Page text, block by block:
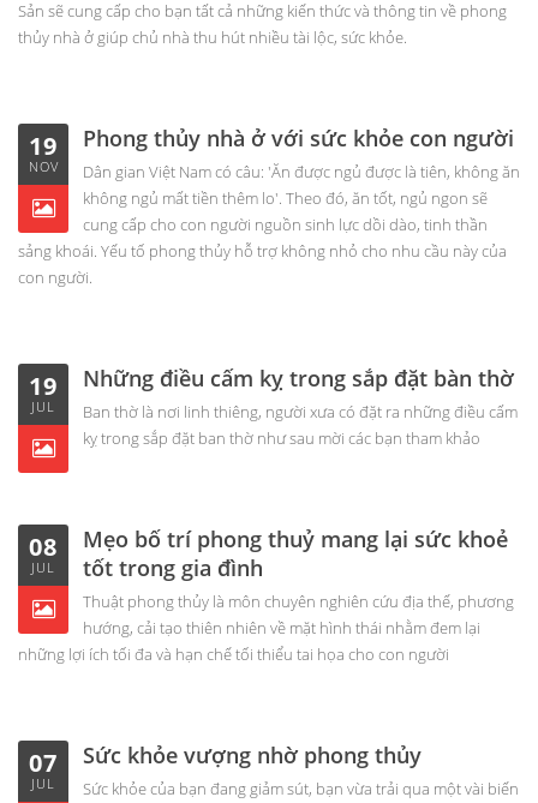
Sản sẽ cung cấp cho bạn tất cả những kiến thức và thông tin về phong
thủy nhà ở giúp chủ nhà thu hút nhiều tài lộc, sức khỏe.
19
NOV
Phong thủy nhà ở với sức khỏe con người
Dân gian Việt Nam có câu: 'Ăn được ngủ được là tiên, không ăn
không ngủ mất tiền thêm lo'. Theo đó, ăn tốt, ngủ ngon sẽ
cung cấp cho con người nguồn sinh lực dồi dào, tinh thần
sảng khoái. Yếu tố phong thủy hỗ trợ không nhỏ cho nhu cầu này của
con người.
19
JUL
Những điều cấm kỵ trong sắp đặt bàn thờ
Ban thờ là nơi linh thiêng, người xưa có đặt ra những điều cấm
kỵ trong sắp đặt ban thờ như sau mời các bạn tham khảo
08
JUL
Mẹo bố trí phong thuỷ mang lại sức khoẻ
tốt trong gia đình
Thuật phong thủy là môn chuyên nghiên cứu địa thế, phương
hướng, cải tạo thiên nhiên về mặt hình thái nhằm đem lại
những lợi ích tối đa và hạn chế tối thiểu tai họa cho con người
07
JUL
Sức khỏe vượng nhờ phong thủy
Sức khỏe của bạn đang giảm sút, bạn vừa trải qua một vài biến